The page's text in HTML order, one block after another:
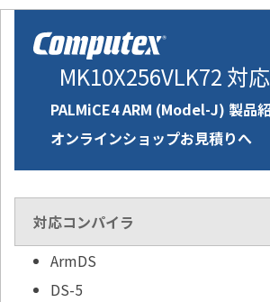
MK10X256VLK72 対応
PALMiCE4 ARM (Model-J) 製品
オンラインショップお見積りへ
対応コンパイラ
ArmDS
DS-5